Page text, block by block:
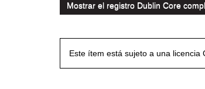
Mostrar el registro Dublin Core
Este ítem está sujeto a una licencia